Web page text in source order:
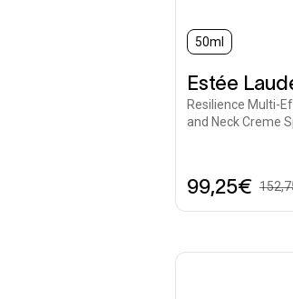
50ml
Estée
Resilience Multi-
and Neck Creme
99,25€